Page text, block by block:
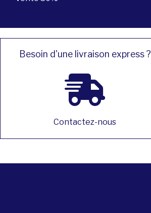
Besoin d'une livraison express ?
Contactez-nous